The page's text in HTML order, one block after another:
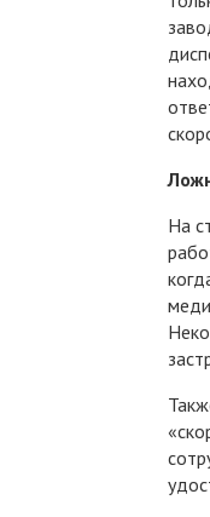
На